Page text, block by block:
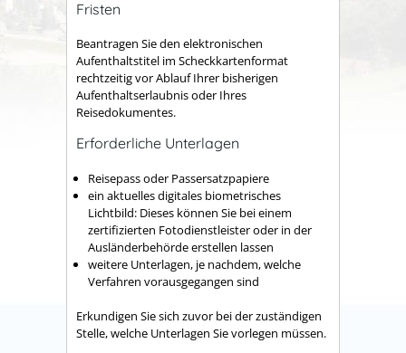
Fristen
Beantragen Sie den elektronischen
Aufenthaltstitel im Scheckkartenformat
rechtzeitig vor Ablauf Ihrer bisherigen
Aufenthaltserlaubnis oder Ihres
Reisedokumentes.
Erforderliche Unterlagen
Reisepass oder Passersatzpapiere
ein aktuelles digitales biometrisches
Lichtbild: Dieses können Sie bei einem
zertifizierten Fotodienstleister oder in der
Ausländerbehörde erstellen lassen
weitere Unterlagen, je nachdem, welche
Verfahren vorausgegangen sind
Erkundigen Sie sich zuvor bei der zuständigen
Stelle, welche Unterlagen Sie vorlegen müssen.